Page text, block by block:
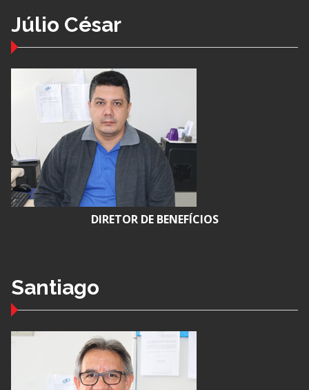
Júlio César
DIRETOR DE BENEFÍCIOS
Santiago